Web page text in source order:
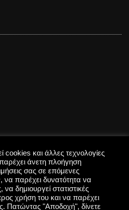
cookies και άλλες τεχνολογίες
άνετη πλοήγηση
σας σε επόμενες
να παρέχει δυνατότητα να
δημιουργεί στατιστικές
χρήση του και να παρέχει
Πατώντας "Αποδοχή", δίνετε